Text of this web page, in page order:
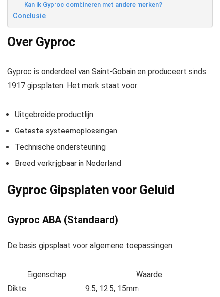
Kan ik Gyproc combineren met andere merken?
Conclusie
Over Gyproc
Gyproc is onderdeel van Saint-Gobain en produceert sinds
1917 gipsplaten. Het merk staat voor:
Uitgebreide productlijn
Geteste systeemoplossingen
Technische ondersteuning
Breed verkrijgbaar in Nederland
Gyproc Gipsplaten voor Geluid
Gyproc ABA (Standaard)
De basis gipsplaat voor algemene toepassingen.
Eigenschap
Waarde
Dikte
9.5, 12.5, 15mm